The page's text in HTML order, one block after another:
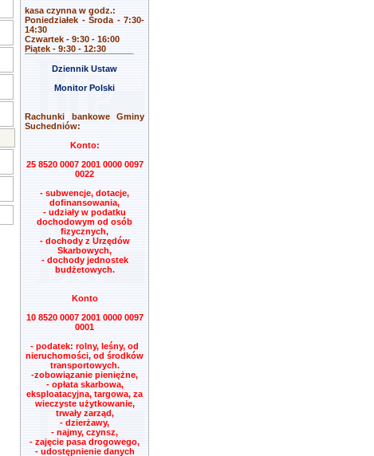
kasa czynna w godz.:
Poniedziałek - Środa - 7:30-
14:30
Czwartek - 9:30 - 16:00
Piątek - 9:30 - 12:30
Dziennik Ustaw
Monitor Polski
Rachunki bankowe Gminy
Suchedniów:
Konto:
25 8520 0007 2001 0000 0097
0022
- subwencje, dotacje,
dofinansowania,
- udziały w podatku
dochodowym od osób
fizycznych,
- dochody z Urzędów
Skarbowych,
- dochody jednostek
budżetowych.
Konto
10 8520 0007 2001 0000 0097
0001
- podatek: rolny, leśny, od
nieruchomości, od środków
transportowych.
-zobowiązanie pieniężne,
- opłata skarbowa,
eksploatacyjna, targowa, za
wieczyste użytkowanie,
trwały zarząd,
- dzierżawy,
- najmy, czynsz,
- zajęcie pasa drogowego,
- udostępnienie danych